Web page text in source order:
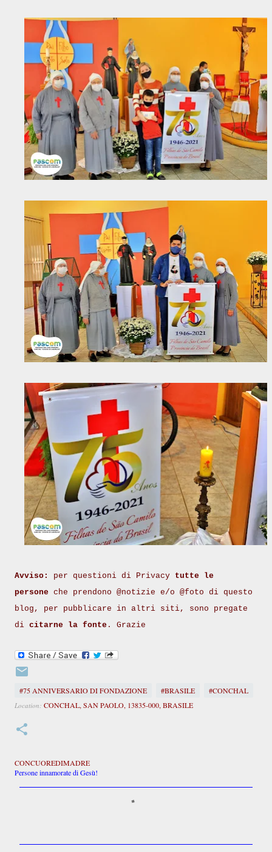
Avviso: per questioni di Privacy tutte le
persone che prendono @notizie e/o @foto di questo
blog, per pubblicare in altri siti, sono pregate
di citarne la fonte . Grazie
#75 ANNIVERSARIO DI FONDAZIONE #BRASILE #CONCHAL
Location: CONCHAL, SAN PAOLO, 13835-000, BRASILE
CONCUOREDIMADRE
Persone innamorate di Gesù!